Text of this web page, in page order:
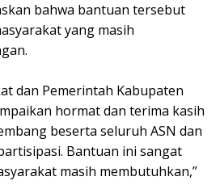
bahwa bantuan tersebut
yang masih
dan Pemerintah Kabupaten
hormat dan terima kasih
beserta seluruh ASN dan
Bantuan ini sangat
masih membutuhkan,”